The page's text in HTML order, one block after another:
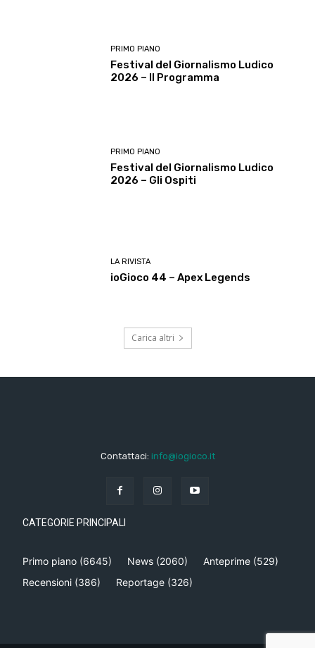
PRIMO PIANO
Festival del Giornalismo Ludico
2026 – Il Programma
PRIMO PIANO
Festival del Giornalismo Ludico
2026 – Gli Ospiti
LA RIVISTA
ioGioco 44 – Apex Legends
Carica altri
Contattaci: info@iogioco.it
CATEGORIE PRINCIPALI
Primo piano (6645) News (2060) Anteprime (529)
Recensioni (386) Reportage (326)